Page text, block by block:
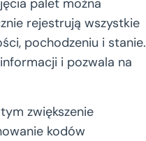
palet można
rejestrują wszystkie
pochodzeniu i stanie.
i pozwala na
zwiększenie
kodów